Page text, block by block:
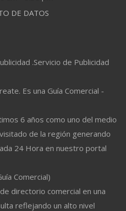
DE DATOS
.Servicio de Publicidad
Es una Guía Comercial -
6 años como uno del medio
de la región generando
24 Hora en nuestro portal
Comercial)
directorio comercial en una
reflejando un alto nivel